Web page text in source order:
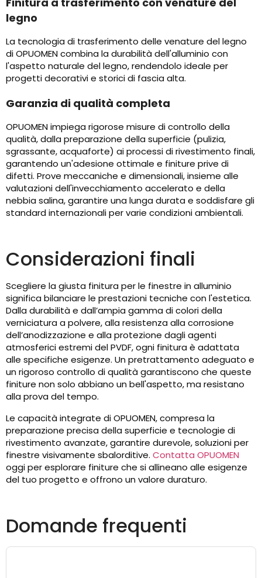
legno
La tecnologia di trasferimento delle venature del legno
di OPUOMEN combina la durabilità dell'alluminio con
l'aspetto naturale del legno, rendendolo ideale per
progetti decorativi e storici di fascia alta.
Garanzia di qualità completa
OPUOMEN impiega rigorose misure di controllo della
qualità, dalla preparazione della superficie (pulizia,
sgrassante, acquaforte) ai processi di rivestimento finali,
garantendo un'adesione ottimale e finiture prive di
difetti. Prove meccaniche e dimensionali, insieme alle
valutazioni dell'invecchiamento accelerato e della
nebbia salina, garantire una lunga durata e soddisfare gli
standard internazionali per varie condizioni ambientali.
Considerazioni finali
Scegliere la giusta finitura per le finestre in alluminio
significa bilanciare le prestazioni tecniche con l'estetica.
Dalla durabilità e dall’ampia gamma di colori della
verniciatura a polvere, alla resistenza alla corrosione
dell’anodizzazione e alla protezione dagli agenti
atmosferici estremi del PVDF, ogni finitura è adattata
alle specifiche esigenze. Un pretrattamento adeguato e
un rigoroso controllo di qualità garantiscono che queste
finiture non solo abbiano un bell'aspetto, ma resistano
alla prova del tempo.
Le capacità integrate di OPUOMEN, compresa la
preparazione precisa della superficie e tecnologie di
rivestimento avanzate, garantire durevole, soluzioni per
finestre visivamente sbalorditive. Contatta OPUOMEN
oggi per esplorare finiture che si allineano alle esigenze
del tuo progetto e offrono un valore duraturo.
Domande frequenti